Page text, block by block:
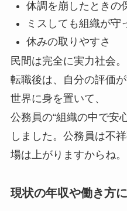
体調を崩したときの
ミスしても組織が守
休みの取りやすさ
民間は完全に実力社会。
転職後は、自分の評価
世界に身を置いて、
公務員の“組織の中で安
しました。公務員は不
場は上がりますからね。
現状の年収や働き方